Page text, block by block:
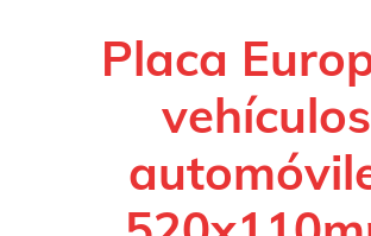
Placa
vehículos